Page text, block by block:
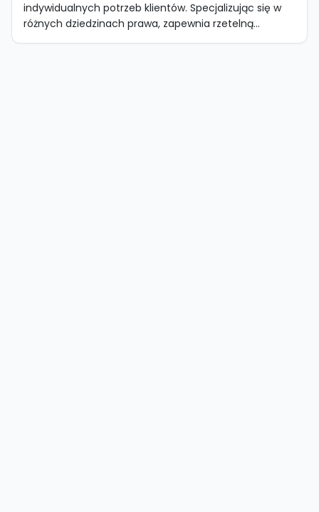
indywidualnych potrzeb klientów. Specjalizując się w
różnych dziedzinach prawa, zapewnia rzetelną...